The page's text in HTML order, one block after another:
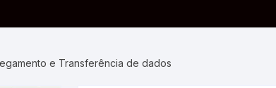
Microfonee Transferência de dados